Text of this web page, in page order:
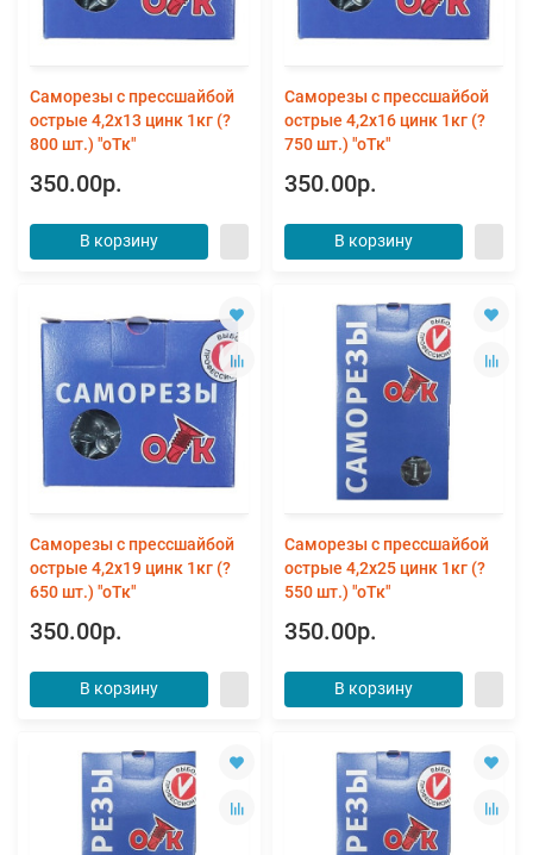
Саморезы с прессшайбой
острые 4,2х13 цинк 1кг (?
800 шт.) "оТк"
350.00р.
В корзину
Саморезы с прессшайбой
острые 4,2х16 цинк 1кг (?
750 шт.) "оТк"
350.00р.
В корзину
Саморезы с прессшайбой
острые 4,2х19 цинк 1кг (?
650 шт.) "оТк"
350.00р.
В корзину
Саморезы с прессшайбой
острые 4,2х25 цинк 1кг (?
550 шт.) "оТк"
350.00р.
В корзину